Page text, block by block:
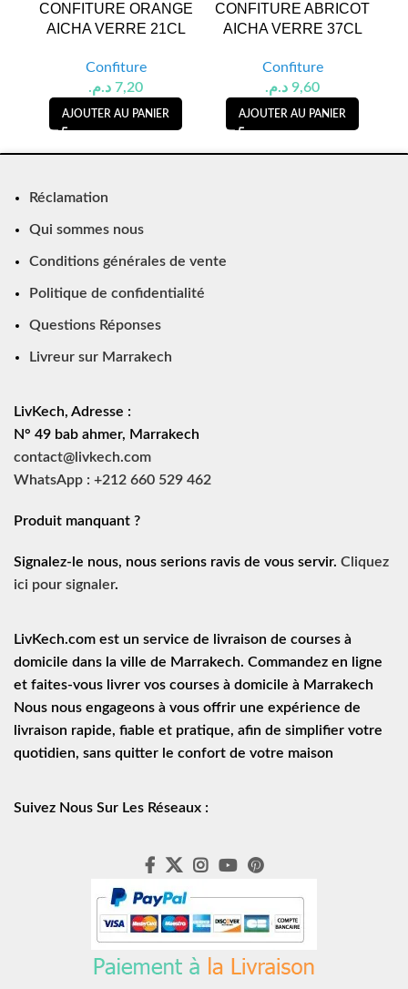
CONFITURE ORANGE
AICHA VERRE 21CL
Confiture
7,20 د.م.
AJOUTER AU PANIER
CONFITURE ABRICOT
AICHA VERRE 37CL
Confiture
9,60 د.م.
AJOUTER AU PANIER
Réclamation
Qui sommes nous
Conditions générales de vente
Politique de confidentialité
Questions Réponses
Livreur sur Marrakech
LivKech, Adresse :
N° 49 bab ahmer, Marrakech
contact@livkech.com
WhatsApp : +212 660 529 462
Produit manquant ?
Signalez-le nous, nous serions ravis de vous servir. Cliquez
ici pour signaler.
LivKech.com est un service de
livraison de courses à
domicile dans la ville de Marrakech. Commandez en ligne
et faites-vous livrer vos courses à domicile à Marrakech
Nous nous engageons à vous offrir une expérience de
livraison rapide, fiable et pratique, afin de simplifier votre
quotidien, sans quitter le confort de votre maison
Suivez Nous Sur Les Réseaux :